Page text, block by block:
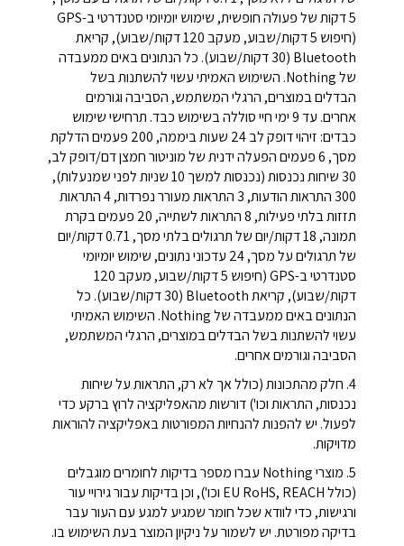
5 דקות של פעולה חופשית, שימוש יומיומי סטנדרטי ב-GPS
(חיפוש 5 דקות/שבוע, מעקב 120 דקות/שבוע), קריאת
Bluetooth (30 דקות/שבוע). כל הנתונים באים ממעבדה
של Nothing. השימוש האמיתי עשוי להשתנות בשל
הבדלים במוצרים, הרגלי המשתמש, הסביבה וגורמים
אחרים. עד 9 ימי חיי סוללה בשימוש כבד. תרחישי שימוש
כבדים: זיהוי דופק לב 24 שעות ביממה, 200 פעמים הדלקת
מסך, 6 פעמים הפעלה ידנית של מוניטור חמצן דם/דופק לב,
30 שיחות נכנסות (נכנסות למשך 10 שניות לפני שמנעלות),
300 התראות הודעות, 3 התראות מעורר נפרדות, 4 התראות
תזזות בלתי פעילות, 8 התראות לשתייה, 20 פעמים בקרת
תמונה, 18 דקות/יום של תרגולים בלתי מסך, 0.71 דקות/יום
של תרגולים על מסך, 24 עדכוני נתונים, שימוש יומיומי
סטנדרטי ב-GPS (חיפוש 5 דקות/שבוע, מעקב 120
דקות/שבוע), קריאת Bluetooth (30 דקות/שבוע). כל
הנתונים באים ממעבדה של Nothing. השימוש האמיתי
עשוי להשתנות בשל הבדלים במוצרים, הרגלי המשתמש,
הסביבה וגורמים אחרים.
4. חלק מהתכונות (כולל אך לא רק, התראות על שיחות
נכנסות, התראות וכו') דורשות מהאפליקציה לרוץ ברקע כדי
לפעול. יש להפנות להנחיות המפורטות באפליקציה להוראות
מדויקות.
5. מוצרי Nothing עברו מספר בדיקות לחומרים מוגבלים
(כולל EU RoHS, REACH וכו'), וכן בדיקות עבור גירויי עור
ורגישות, כדי לוודא שכל חומר שמגיע למגע עם העור עבר
בדיקה מפורטת. יש לשמור על ניקיון המוצר בעת השימוש בו.